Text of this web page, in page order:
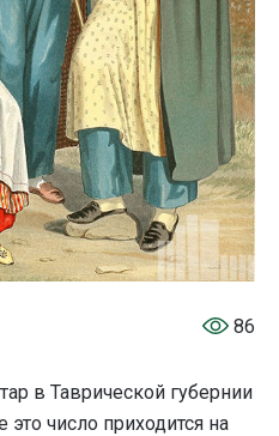
86
в Таврической губернии
число приходится на